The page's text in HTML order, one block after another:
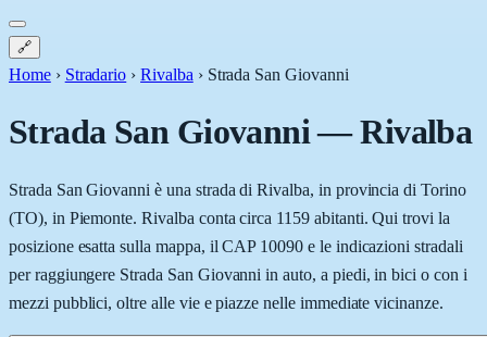
🔗
Home › Stradario › Rivalba › Strada San Giovanni
Strada San Giovanni—Rivalba
Strada San Giovanni è una strada di Rivalba, in provincia di Torino
(TO), in Piemonte. Rivalba conta circa 1159 abitanti. Qui trovi la
posizione esatta sulla mappa, il CAP 10090 e le indicazioni stradali
per raggiungere Strada San Giovanni in auto, a piedi, in bici o con i
mezzi pubblici, oltre alle vie e piazze nelle immediate vicinanze.